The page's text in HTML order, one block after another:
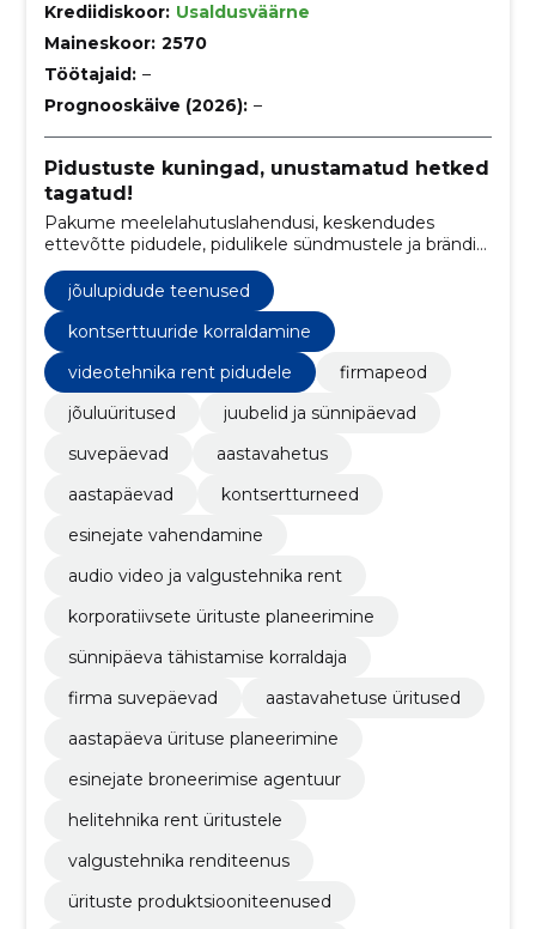
Krediidiskoor: Usaldusväärne
Maineskoor: 2570
Töötajaid: –
Prognooskäive (2026): –
Pidustuste kuningad, unustamatud hetked
tagatud!
Pakume meelelahutuslahendusi, keskendudes
ettevõtte pidudele, pidulikele sündmustele ja brändi
esiletõstmisele läbi ürituste.
jõulupidude teenused
kontserttuuride korraldamine
videotehnika rent pidudele
firmapeod
jõuluüritused
juubelid ja sünnipäevad
suvepäevad
aastavahetus
aastapäevad
kontsertturneed
esinejate vahendamine
audio video ja valgustehnika rent
korporatiivsete ürituste planeerimine
sünnipäeva tähistamise korraldaja
firma suvepäevad
aastavahetuse üritused
aastapäeva ürituse planeerimine
esinejate broneerimise agentuur
helitehnika rent üritustele
valgustehnika renditeenus
ürituste produktsiooniteenused